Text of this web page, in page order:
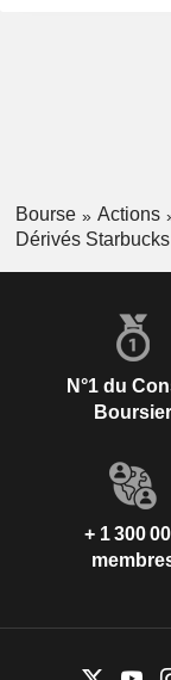
Bourse Actions
Dérivés
N°1 du
Boursier
+ 1 300